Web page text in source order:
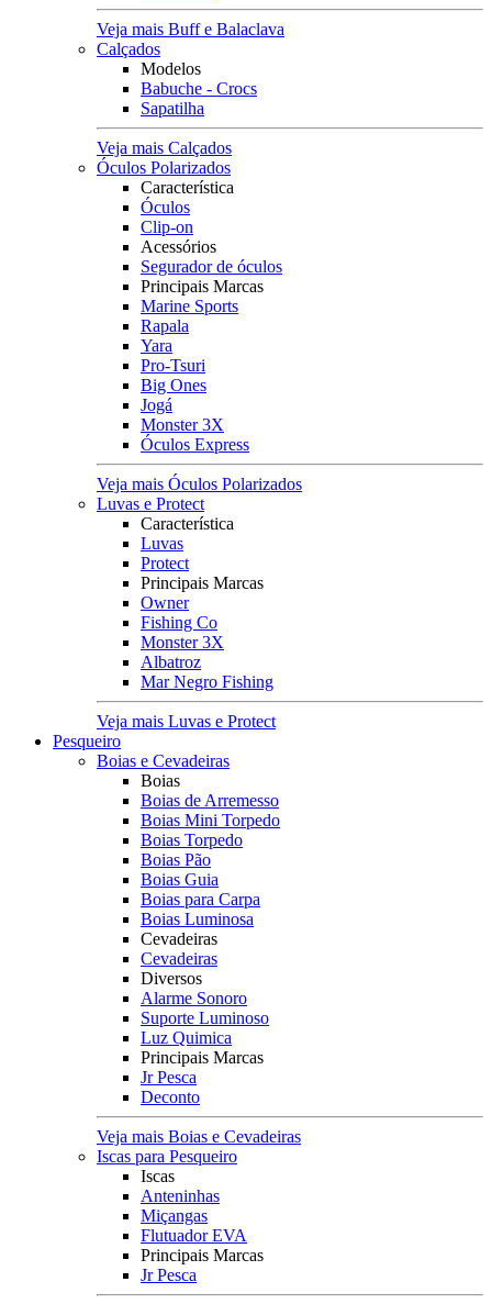
Veja mais Buff e Balaclava
Calçados
Modelos
Babuche - Crocs
Sapatilha
Veja mais Calçados
Óculos Polarizados
Característica
Óculos
Clip-on
Acessórios
Segurador de óculos
Principais Marcas
Marine Sports
Rapala
Yara
Pro-Tsuri
Big Ones
Jogá
Monster 3X
Óculos Express
Veja mais Óculos Polarizados
Luvas e Protect
Característica
Luvas
Protect
Principais Marcas
Owner
Fishing Co
Monster 3X
Albatroz
Mar Negro Fishing
Veja mais Luvas e Protect
Pesqueiro
Boias e Cevadeiras
Boias
Boias de Arremesso
Boias Mini Torpedo
Boias Torpedo
Boias Pão
Boias Guia
Boias para Carpa
Boias Luminosa
Cevadeiras
Cevadeiras
Diversos
Alarme Sonoro
Suporte Luminoso
Luz Quimica
Principais Marcas
Jr Pesca
Deconto
Veja mais Boias e Cevadeiras
Iscas para Pesqueiro
Iscas
Anteninhas
Miçangas
Flutuador EVA
Principais Marcas
Jr Pesca